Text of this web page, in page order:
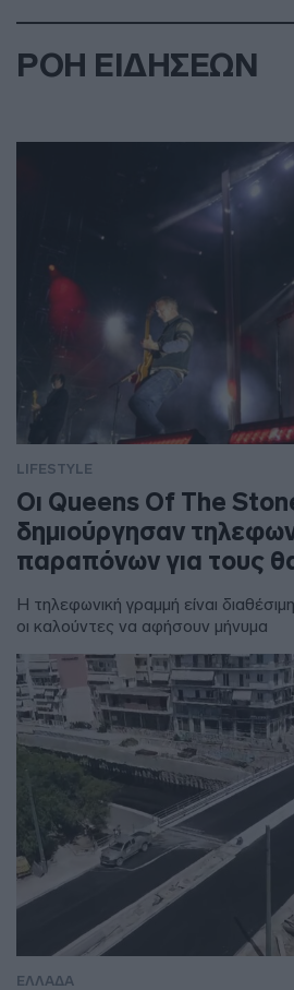
ΡΟΗ ΕΙΔΗΣΕΩΝ
LIFESTYLE
Οι Queens Of The
δημιούργησαν
παραπόνων για τους
Η τηλεφωνική γραμμή είναι
οι καλούντες να αφήσουν μήνυμα
ΕΛΛΑΔΑ